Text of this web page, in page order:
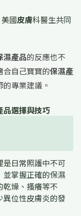
美國皮膚科醫生共同
濕產品的反應也不
合自己寶寶的保濕產
的專業建議。
品選擇與技巧
日常照護中不可
掌握正確的保濕
燥、搔癢等不
異位性皮膚炎的發